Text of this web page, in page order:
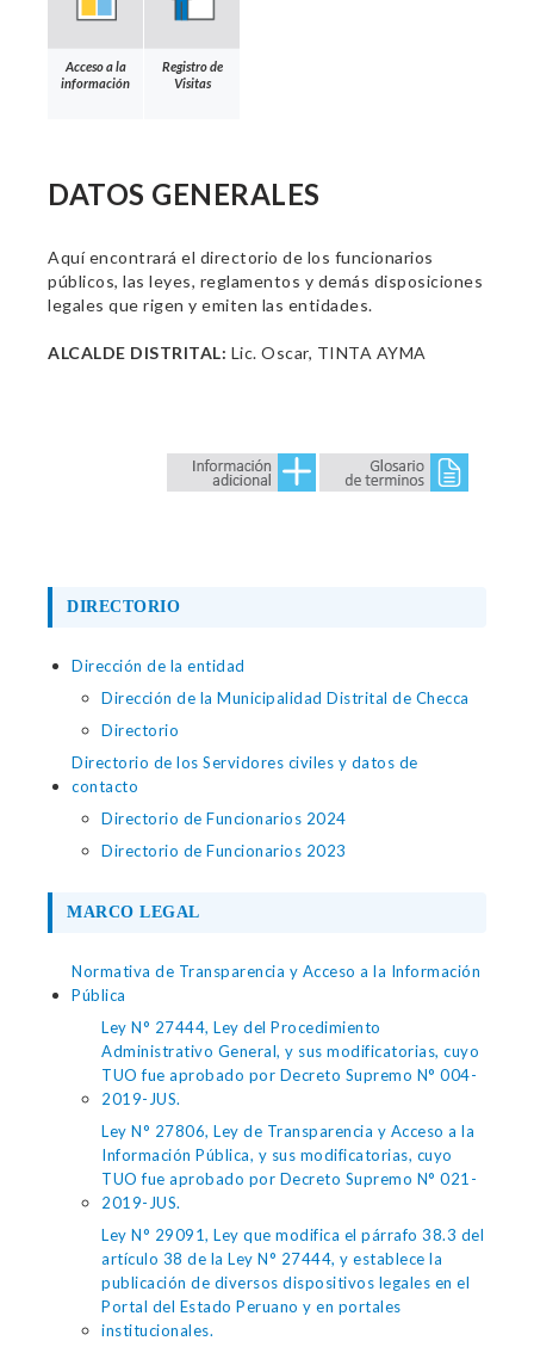
Acceso a la
información
Registro de
Visitas
DATOS GENERALES
Aquí encontrará el directorio de los funcionarios
públicos, las leyes, reglamentos y demás disposiciones
legales que rigen y emiten las entidades.
ALCALDE DISTRITAL: Lic. Oscar, TINTA AYMA
DIRECTORIO
Dirección de la entidad
Dirección de la Municipalidad Distrital de Checca
Directorio
Directorio de los Servidores civiles y datos de
contacto
Directorio de Funcionarios 2024
Directorio de Funcionarios 2023
MARCO LEGAL
Normativa de Transparencia y Acceso a la Información
Pública
Ley N° 27444, Ley del Procedimiento
Administrativo General, y sus modificatorias, cuyo
TUO fue aprobado por Decreto Supremo N° 004-
2019-JUS.
Ley N° 27806, Ley de Transparencia y Acceso a la
Información Pública, y sus modificatorias, cuyo
TUO fue aprobado por Decreto Supremo N° 021-
2019-JUS.
Ley N° 29091, Ley que modifica el párrafo 38.3 del
artículo 38 de la Ley N° 27444, y establece la
publicación de diversos dispositivos legales en el
Portal del Estado Peruano y en portales
institucionales.